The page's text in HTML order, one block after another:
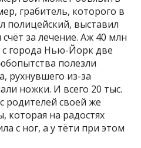
грабитель, которого в
полицейский, выставил
за лечение. Аж 40 млн
города Нью-Йорк две
полезли
рухнувшего из-за
ножки. И всего 20 тыс.
родителей своей же
которая на радостях
с ног, а у тёти при этом